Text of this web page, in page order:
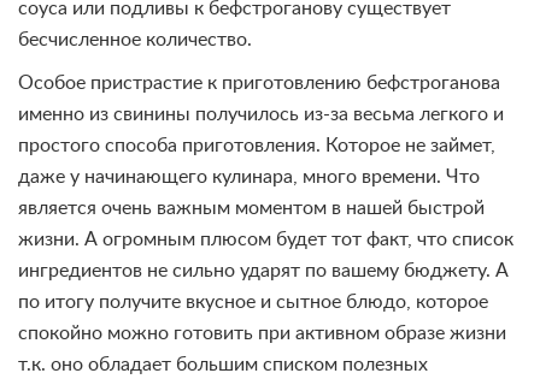
соуса или подливы к бефстроганову существует
бесчисленное количество.
Особое пристрастие к приготовлению бефстроганова
именно из свинины получилось из-за весьма легкого и
простого способа приготовления. Которое не займет,
даже у начинающего кулинара, много времени. Что
является очень важным моментом в нашей быстрой
жизни. А огромным плюсом будет тот факт, что список
ингредиентов не сильно ударят по вашему бюджету. А
по итогу получите вкусное и сытное блюдо, которое
спокойно можно готовить при активном образе жизни
т.к. оно обладает большим списком полезных